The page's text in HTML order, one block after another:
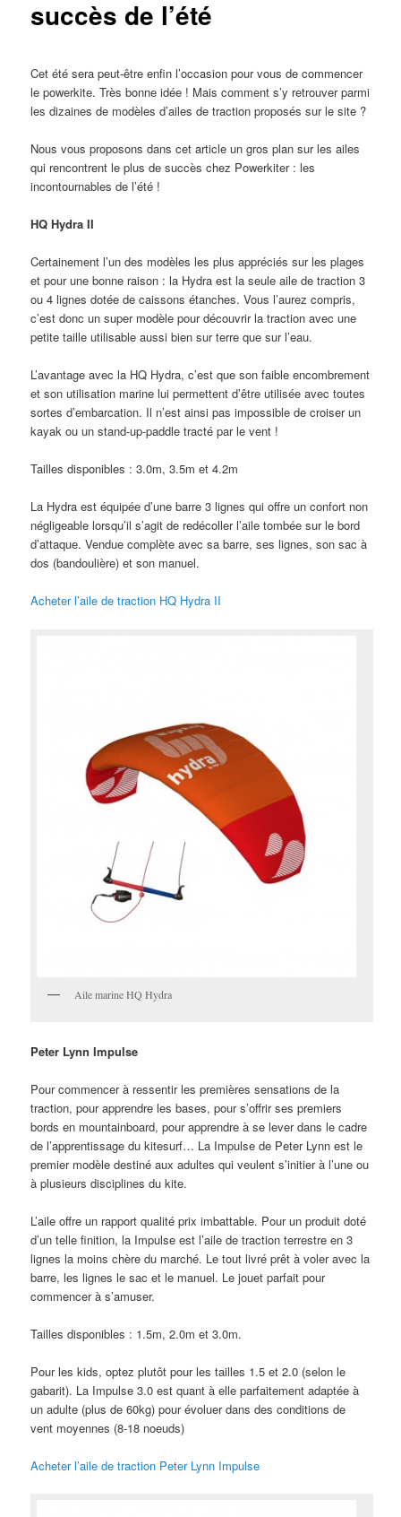
succès de l’été
Cet été sera peut-être enfin l’occasion pour vous de commencer
le powerkite. Très bonne idée ! Mais comment s’y retrouver parmi
les dizaines de modèles d’ailes de traction proposés sur le site ?
Nous vous proposons dans cet article un gros plan sur les ailes
qui rencontrent le plus de succès chez Powerkiter : les
incontournables de l’été !
HQ Hydra II
Certainement l’un des modèles les plus appréciés sur les plages
et pour une bonne raison : la Hydra est la seule aile de traction 3
ou 4 lignes dotée de caissons étanches. Vous l’aurez compris,
c’est donc un super modèle pour découvrir la traction avec une
petite taille utilisable aussi bien sur terre que sur l’eau.
L’avantage avec la HQ Hydra, c’est que son faible encombrement
et son utilisation marine lui permettent d’être utilisée avec toutes
sortes d’embarcation. Il n’est ainsi pas impossible de croiser un
kayak ou un stand-up-paddle tracté par le vent !
Tailles disponibles : 3.0m, 3.5m et 4.2m
La Hydra est équipée d’une barre 3 lignes qui offre un confort non
négligeable lorsqu’il s’agit de redécoller l’aile tombée sur le bord
d’attaque. Vendue complète avec sa barre, ses lignes, son sac à
dos (bandoulière) et son manuel.
Acheter l’aile de traction HQ Hydra II
Aile marine HQ Hydra
Peter Lynn Impulse
Pour commencer à ressentir les premières sensations de la
traction, pour apprendre les bases, pour s’offrir ses premiers
bords en mountainboard, pour apprendre à se lever dans le cadre
de l’apprentissage du kitesurf… La Impulse de Peter Lynn est le
premier modèle destiné aux adultes qui veulent s’initier à l’une ou
à plusieurs disciplines du kite.
L’aile offre un rapport qualité prix imbattable. Pour un produit doté
d’un telle finition, la Impulse est l’aile de traction terrestre en 3
lignes la moins chère du marché. Le tout livré prêt à voler avec la
barre, les lignes le sac et le manuel. Le jouet parfait pour
commencer à s’amuser.
Tailles disponibles : 1.5m, 2.0m et 3.0m.
Pour les kids, optez plutôt pour les tailles 1.5 et 2.0 (selon le
gabarit). La Impulse 3.0 est quant à elle parfaitement adaptée à
un adulte (plus de 60kg) pour évoluer dans des conditions de
vent moyennes (8-18 noeuds)
Acheter l’aile de traction Peter Lynn Impulse